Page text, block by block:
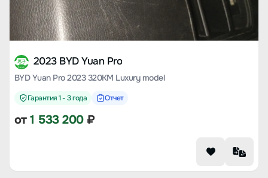
2023 BYD Yuan Pro
BYD Yuan Pro 2023 320KM Luxury model
Гарантия 1 - 3 года Отчет
от1 533 200₽